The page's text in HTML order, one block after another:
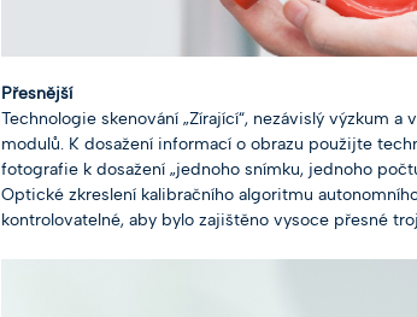
Přesnější
Technologie skenování „Zírající“, nezávislý výzkum
modulů. K dosažení informací o obrazu použijte
fotografie k dosažení „jednoho snímku, jednoho
Optické zkreslení kalibračního algoritmu
kontrolovatelné, aby bylo zajištěno vysoce přesné